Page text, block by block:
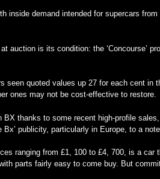
inside demand intended for supercars
is its condition: the ‘Concourse’
seen quoted values up 27 for each cent in
ones may not be cost-effective to restore.
thanks to some recent high-profile
publicity, particularly in Europe, to a
ranging from £1, 100 to £4, 700, is a car
parts fairly easy to come buy. But